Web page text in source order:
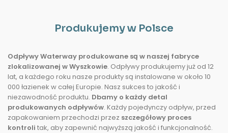
Produkujemy w Polsce
Odpływy Waterway produkowane są w naszej fabryce
zlokalizowanej w Wyszkowie. Odpływy produkujemy już od 12
lat, a każdego roku nasze produkty są instalowane w około 10
000 łazienek w całej Europie. Nasz sukces to jakość i
niezawodność produktu. Dbamy o każdy detal
produkowanych odpływów. Każdy pojedynczy odpływ, przed
zapakowaniem przechodzi przez szczegółowy proces
kontroli tak, aby zapewnić najwyższą jakość i funkcjonalność.